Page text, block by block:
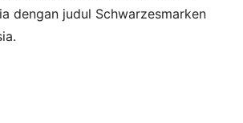
dengan judul Schwarzesmarken